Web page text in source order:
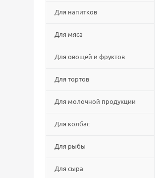
Для напитков
Для мяса
Для овощей и фруктов
Для тортов
Для молочной продукции
Для колбас
Для рыбы
Для сыра